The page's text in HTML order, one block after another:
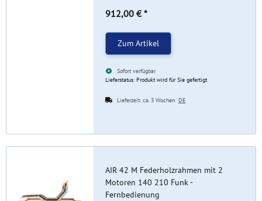
912,00 € *
Zum Artikel
Sofort verfügbar
Lieferstatus: Produkt wird für Sie gefertigt
Lieferzeit:ca. 3 WochenDE
AIR 42 M Federholzrahmen mit 2
Motoren 140 210 Funk -
Fernbedienung